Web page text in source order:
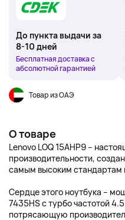
До пункта выдачи за
8-10 дней
Бесплатная доставка с
абсолютной гарантией
Товар из ОАЭ
О товаре
Lenovo LOQ 15AHP9 –
производительности,
самым высоким стандартам
Сердце этого ноутбука –
7435HS с турбо частотой
потрясающую